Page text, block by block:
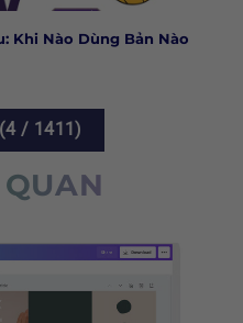
Khi Nào Dùng Bản Nào
(4/ 1411)